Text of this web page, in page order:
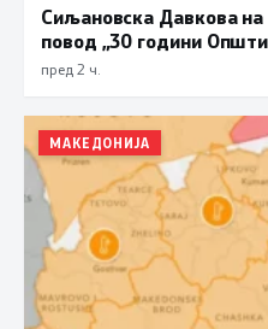
Сиљановска Давкова
повод „30 години
пред 2 ч.
МАКЕДОНИЈА